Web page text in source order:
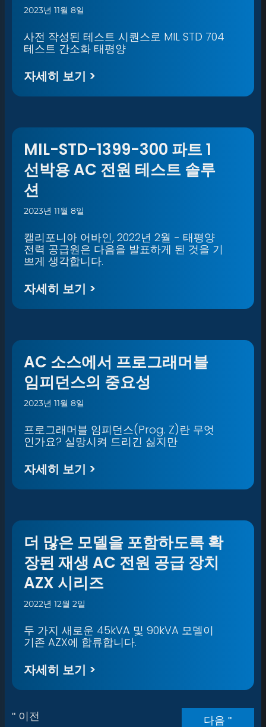
2023년 11월 8일
사전 작성된 테스트 시퀀스로 MIL STD 704
테스트 간소화 태평양
자세히 보기 >
MIL-STD-1399-300 파트 1
선박용 AC 전원 테스트 솔루
션
2023년 11월 8일
캘리포니아 어바인, 2022년 2월 - 태평양
전력 공급원은 다음을 발표하게 된 것을 기
쁘게 생각합니다.
자세히 보기 >
AC 소스에서 프로그래머블
임피던스의 중요성
2023년 11월 8일
프로그래머블 임피던스(Prog. Z)란 무엇
인가요? 실망시켜 드리긴 싫지만
자세히 보기 >
더 많은 모델을 포함하도록 확
장된 재생 AC 전원 공급 장치
AZX 시리즈
2022년 12월 2일
두 가지 새로운 45kVA 및 90kVA 모델이
기존 AZX에 합류합니다.
자세히 보기 >
" 이전 다음 "